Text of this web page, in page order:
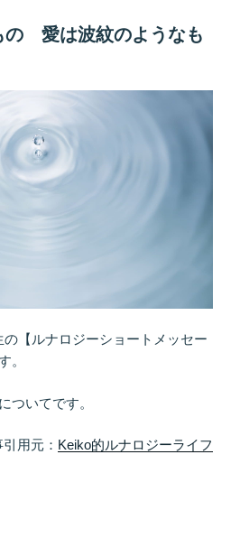
の 愛は波紋のようなも
【ルナロジーショートメッセー
。
ついてです。
用元： Keiko的ルナロジーライフ